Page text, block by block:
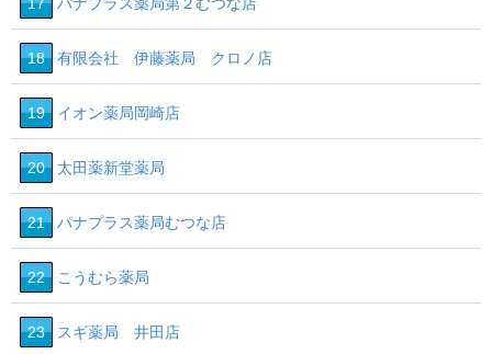
18 有限会社 伊藤薬局 クロノ店
19 イオン薬局岡崎店
20 太田薬新堂薬局
21 パナプラス薬局むつな店
22 こうむら薬局
23 スギ薬局 井田店